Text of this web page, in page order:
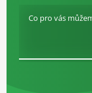
Co pro vás